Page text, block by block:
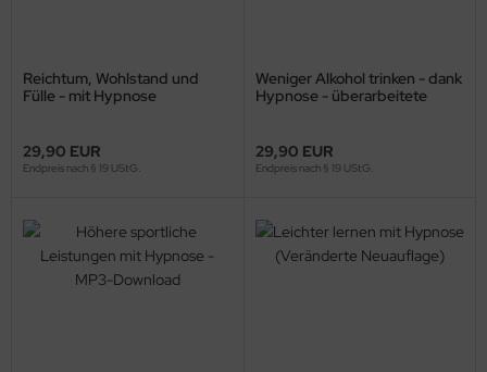
Reichtum, Wohlstand und
Fülle - mit Hypnose
29,90 EUR
Endpreis nach § 19 UStG.
Weniger Alkohol trinken - dank
Hypnose - überarbeitete
29,90 EUR
Endpreis nach § 19 UStG.